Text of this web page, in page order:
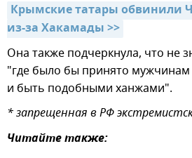
Крымские татары обвинили
из-за Хакамады >>
Она также подчеркнула, что не
"где было бы принято
и быть подобными ханжами".
* запрещенная в РФ
Читайте также: